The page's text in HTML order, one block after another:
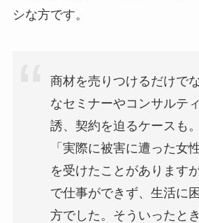
シな方です。
商材を売りつけるだけで
なセミナーやコンサルテ
誘、契約を迫るケースも。
「実際に被害に遭った女
を受けたことがあります
で仕事ができず、生活に
方でした。そういったと